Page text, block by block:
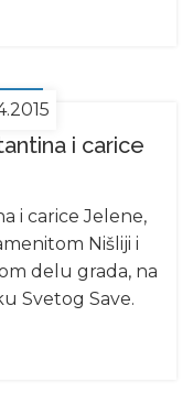
i carice
i carice Jelene,
Nišliji i
delu grada, na
Svetog Save.